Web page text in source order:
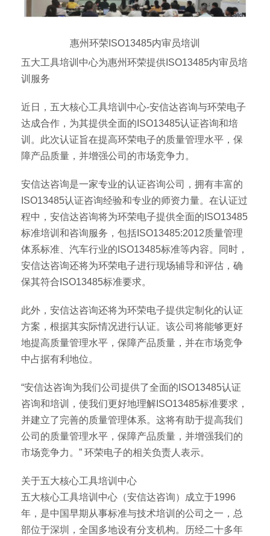
惠州环荣ISO13485内审员培训
五大工具培训中心为惠州环荣提供ISO13485内审员培
训服务
近日，五大核心工具培训中心-安信达咨询与环荣电子
达成合作，为其提供全面的ISO13485认证咨询和培
训。此次认证旨在提高环荣电子的质量管理水平，保
障产品质量，并增强公司的市场竞争力。
安信达咨询是一家专业的认证咨询公司，拥有丰富的
ISO13485认证咨询经验和专业的师资力量。在认证过
程中，安信达咨询将为环荣电子提供全面的ISO13485
标准培训和咨询服务，包括ISO13485:2012质量管理
体系标准、汽车行业的ISO13485标准等内容。同时，
安信达咨询还将为环荣电子进行现场辅导和评估，确
保其符合ISO13485标准要求。
此外，安信达咨询还将为环荣电子提供定制化的认证
方案，根据其实际情况进行认证。该公司将能够更好
地提高质量管理水平，保障产品质量，并在市场竞争
中占据有利地位。
“安信达咨询为我们公司提供了全面的ISO13485认证
咨询和培训，使我们更好地理解ISO13485标准要求，
并建立了完善的质量管理体系。这将有助于提高我们
公司的质量管理水平，保障产品质量，并增强我们的
市场竞争力。” 环荣电子的相关负责人表示。
关于五大核心工具培训中心
五大核心工具培训中心（安信达咨询）成立于1996
年，是中国早期从事标准与技术培训的公司之一，总
部位于深圳，全国多地设有分支机构。历经二十多年